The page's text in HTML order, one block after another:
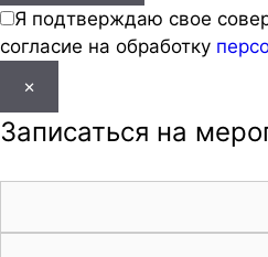
Я подтверждаю свое
согласие на обработку
×
Записаться на